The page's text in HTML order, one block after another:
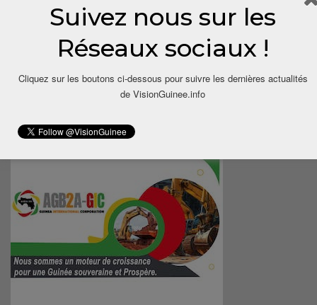
Suivez nous sur les
Réseaux sociaux !
Cliquez sur les boutons ci-dessous pour suivre les dernières actualités
de VisionGuinee.info